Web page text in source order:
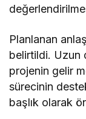
Planlanan
belirtildi. Uzun
projenin gelir
sürecinin
başlık olarak